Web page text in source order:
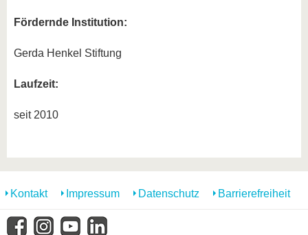
Fördernde Institution:
Gerda Henkel Stiftung
Laufzeit:
seit 2010
Kontakt Impressum Datenschutz Barrierefreiheit